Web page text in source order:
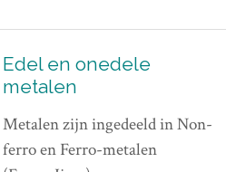
Edel en onedele
metalen
Metalen zijn ingedeeld in Non-
ferro en Ferro-metalen